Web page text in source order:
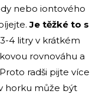
nebo iontového
Je těžké to s
4 litry v krátkém
rovnováhu a
radši pijte více
horku může být